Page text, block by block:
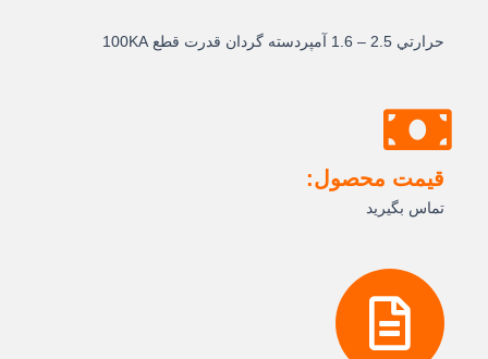
حرارتي 2.5 – 1.6 آمپردسته گردان قدرت قطع 100KA
قیمت محصول:
تماس بگیرید